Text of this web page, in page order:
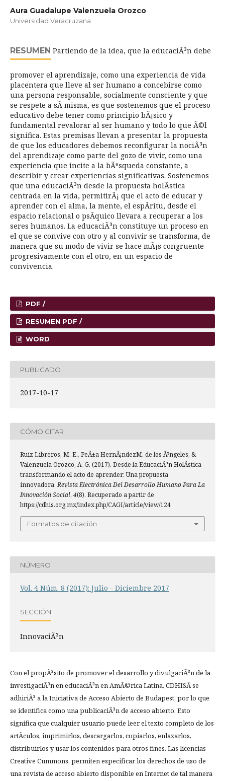
Aura Guadalupe Valenzuela Orozco
Universidad Veracruzana
RESUMEN Partiendo de la idea, que la educaciÃ³n debe
promover el aprendizaje, como una experiencia de vida
placentera que lleve al ser humano a concebirse como
una persona responsable, socialmente consciente y que
se respete a sÃ­ misma, es que sostenemos que el proceso
educativo debe tener como principio bÃ¡sico y
fundamental revalorar al ser humano y todo lo que Ã©l
significa. Estas premisas llevan a presentar la propuesta
de que los educadores debemos reconfigurar la nociÃ³n
del aprendizaje como parte del gozo de vivir, como una
experiencia que incite a la bÃºsqueda constante, a
describir y crear experiencias significativas. Sostenemos
que una educaciÃ³n desde la propuesta holÃ­stica
centrada en la vida, permitirÃ¡ que el acto de educar y
aprender con el alma, la mente, el espÃ­ritu, desde el
espacio relacional o psÃ­quico llevara a recuperar a los
seres humanos. La educaciÃ³n constituye un proceso en
el que se convive con otro y al convivir se transforma, de
manera que su modo de vivir se hace mÃ¡s congruente
progresivamente con el otro, en un espacio de
convivencia.
PDF /
RESUMEN PDF /
WORD
PUBLICADO
2017-10-17
CÓMO CITAR
Ruiz Libreros, M. E., PeÃ±a HernÃ¡ndezM. de los Ã?ngeles, &
Valenzuela Orozco, A. G. (2017). Desde la EducaciÃ³n HolÃ­stica
transformando el acto de aprender: Una propuesta
innovadora.Revista Electrónica Del Desarrollo Humano Para La
Innovación Social, 4(8). Recuperado a partir de
https://cdhis.org.mx/index.php/CAGI/article/view/124
Formatos de citación
NÚMERO
Vol. 4 Núm. 8 (2017): Julio - Diciembre 2017
SECCIÓN
InnovaciÃ³n
Con el propÃ³sito de promover el desarrollo y divulgaciÃ³n de la
investigaciÃ³n en educaciÃ³n en AmÃ©rica Latina, CDHISÂ se
adhiriÃ³ a la Iniciativa de Acceso Abierto de Budapest, por lo que
se identifica como una publicaciÃ³n de acceso abierto. Esto
significa que cualquier usuario puede leer el texto completo de los
artÃ­culos, imprimirlos, descargarlos, copiarlos, enlazarlos,
distribuirlos y usar los contenidos para otros fines. Las licencias
Creative Cummons, permiten especificar los derechos de uso de
una revista de acceso abierto disponible en Internet de tal manera